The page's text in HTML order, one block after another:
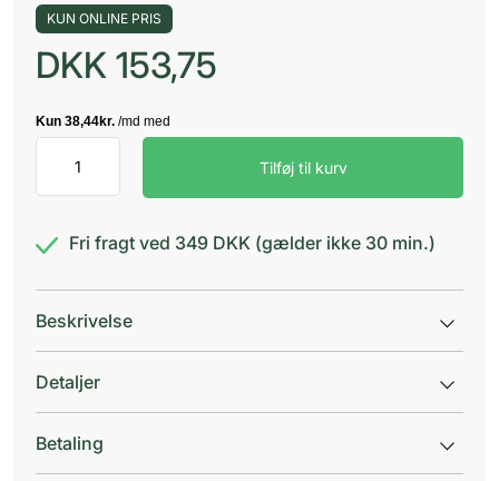
KUN ONLINE PRIS
DKK 153,75
Support
antal
Tilføj til kurv
Fri fragt ved 349 DKK (gælder ikke 30 min.)
Beskrivelse
Detaljer
Betaling